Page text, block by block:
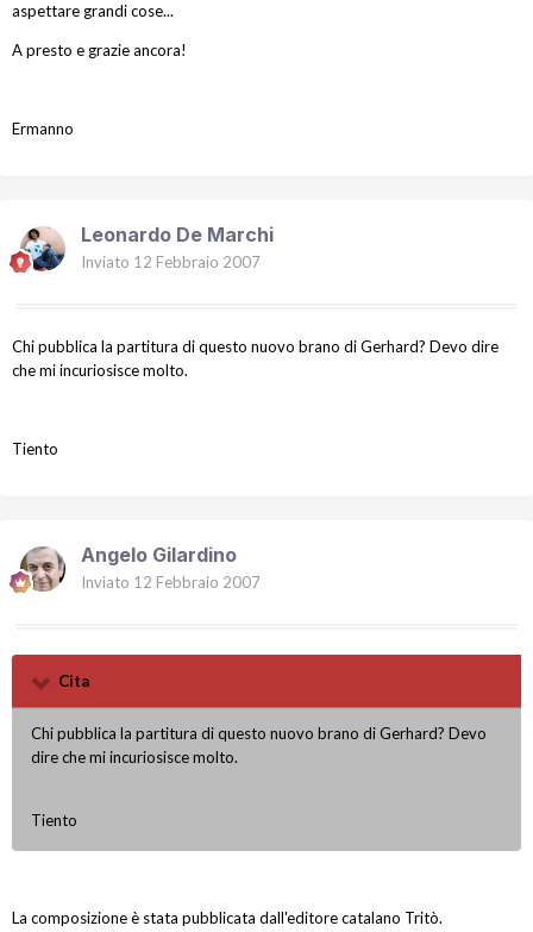
aspettare grandi cose...
A presto e grazie ancora!
Ermanno
Leonardo De Marchi
Inviato 12 Febbraio 2007
Chi pubblica la partitura di questo nuovo brano di Gerhard? Devo dire
che mi incuriosisce molto.
Tiento
Angelo Gilardino
Inviato 12 Febbraio 2007
Cita
Chi pubblica la partitura di questo nuovo brano di Gerhard? Devo
dire che mi incuriosisce molto.
Tiento
La composizione è stata pubblicata dall'editore catalano Tritò.